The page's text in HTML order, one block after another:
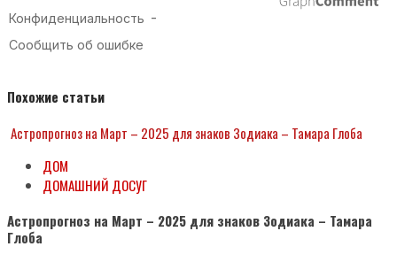
Похожие статьи
Астропрогноз на Март – 2025 для знаков Зодиака – Тамара Глоба
ДОМ
ДОМАШНИЙ ДОСУГ
Астропрогноз на Март – 2025 для знаков Зодиака – Тамара
Глоба